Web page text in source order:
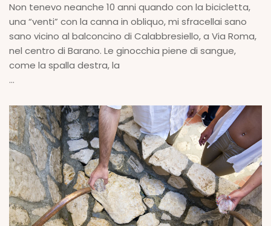
Non tenevo neanche 10 anni quando con la bicicletta,
una “venti” con la canna in obliquo, mi sfracellai sano
sano vicino al balconcino di Calabbresiello, a Via Roma,
nel centro di Barano. Le ginocchia piene di sangue,
come la spalla destra, la
...